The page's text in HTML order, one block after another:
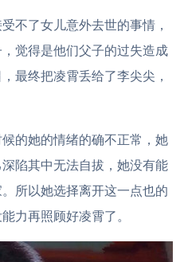
不了女儿意外去世的事情，
觉得是他们父子的过失造成
最终把凌霄丢给了李尖尖，
的她的情绪的确不正常，她
陷其中无法自拔，她没有能
所以她选择离开这一点也的
力再照顾好凌霄了。